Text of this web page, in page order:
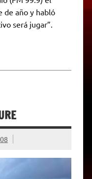
de año y habló
será jugar”.